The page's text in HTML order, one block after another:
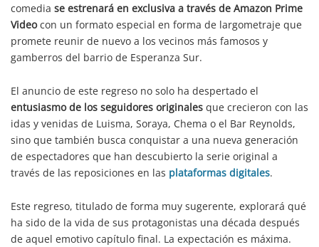
comedia se estrenará en exclusiva a través de Amazon Prime
Videocon un formato especial en forma de largometraje que
promete reunir de nuevo a los vecinos más famosos y
gamberros del barrio de Esperanza Sur.
El anuncio de este regreso no solo ha despertado el
entusiasmo de los seguidores originales que crecieron con las
idas y venidas de Luisma, Soraya, Chema o el Bar Reynolds,
sino que también busca conquistar a una nueva generación
de espectadores que han descubierto la serie original a
través de las reposiciones en las plataformas digitales.
Este regreso, titulado de forma muy sugerente, explorará qué
ha sido de la vida de sus protagonistas una década después
de aquel emotivo capítulo final. La expectación es máxima.